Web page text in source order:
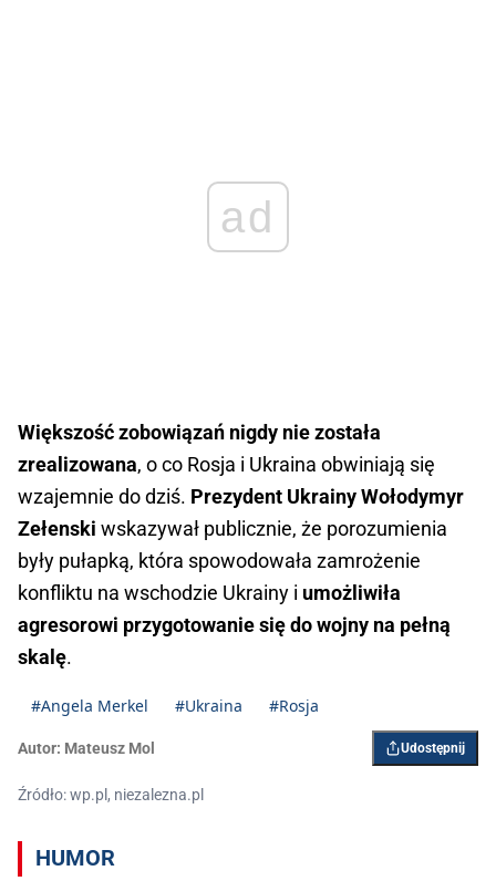
ad
Większość zobowiązań nigdy nie została
zrealizowana, o co Rosja i Ukraina obwiniają się
wzajemnie do dziś. Prezydent Ukrainy Wołodymyr
Zełenski wskazywał publicznie, że porozumienia
były pułapką, która spowodowała zamrożenie
konfliktu na wschodzie Ukrainy i umożliwiła
agresorowi przygotowanie się do wojny na pełną
skalę.
#Angela Merkel #Ukraina #Rosja
Autor: Mateusz Mol Udostępnij
Źródło: wp.pl, niezalezna.pl
HUMOR